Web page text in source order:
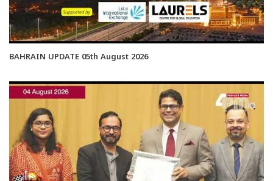
BAHRAIN UPDATE 05th August 2026